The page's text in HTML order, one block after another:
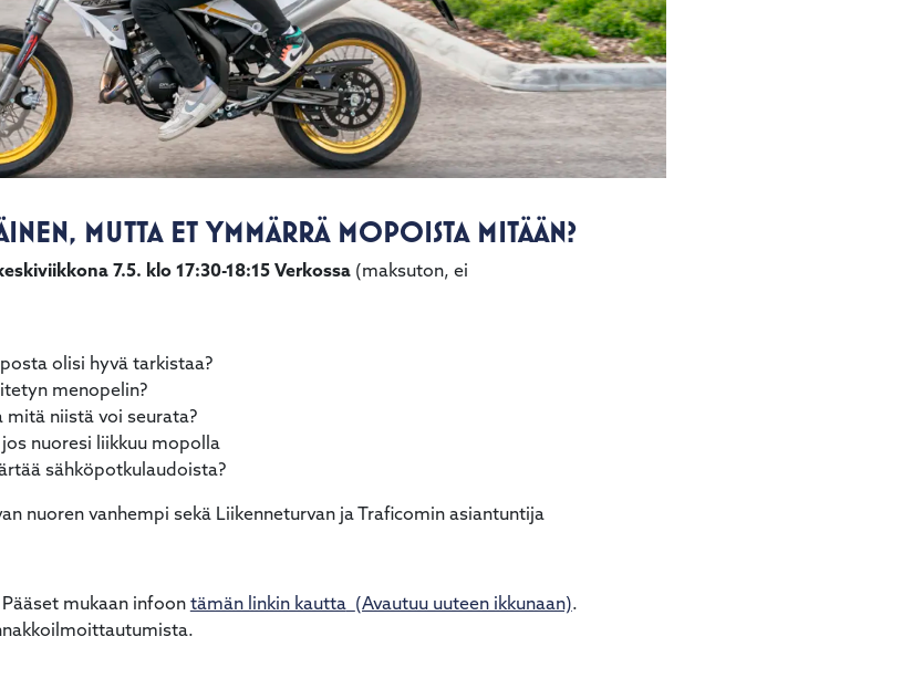
MUTTA ET YMMÄRRÄ MOPOISTA MITÄÄN?
7.5. klo 17:30-18:15 Verkossa(maksuton, ei
olisi hyvä tarkistaa?
menopelin?
niistä voi seurata?
nuoresi liikkuu mopolla
sähköpotkulaudoista?
nuoren vanhempi sekä Liikenneturvan ja Traficomin asiantuntija
mukaan infoon tämän linkin kautta (Avautuu uuteen ikkunaan).